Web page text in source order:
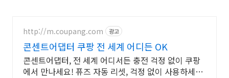
http://m.coupang.com 광고
콘센트어댑터 쿠팡 전 세계 어디든 OK
콘센트어댑터, 전 세계 어디서든 충전 걱정 없이 쿠팡
에서 만나세요! 퓨즈 자동 리셋, 걱정 없이 사용하세요.